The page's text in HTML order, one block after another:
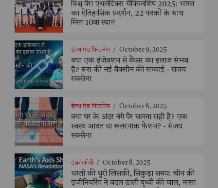
विश्व पैरा एथलेटिक्स चैंपियनशिप 2025: भारत
का ऐतिहासिक प्रदर्शन, 22 पदकों के साथ
मिला 10वां स्थान
हेल्थ एंड फिटनेस / October 9, 2025
क्या एक इंजेक्शन से कैंसर का इलाज संभव
है? रूस की नई वैक्सीन की सच्चाई - संजय
सक्सेना
हेल्थ एंड फिटनेस / October 8, 2025
क्या घर के अंदर नंगे पैर चलना सही है? एक
स्वस्थ आदत या खतरनाक फैशन? - संजय
सक्सैना
टेक्नोलॉजी / October 8, 2025
धरती की धुरी खिसकी, सिकुड़ा समय: चीन की
इंजीनियरिंग ने बदल डाली पृथ्वी की चाल, नासा